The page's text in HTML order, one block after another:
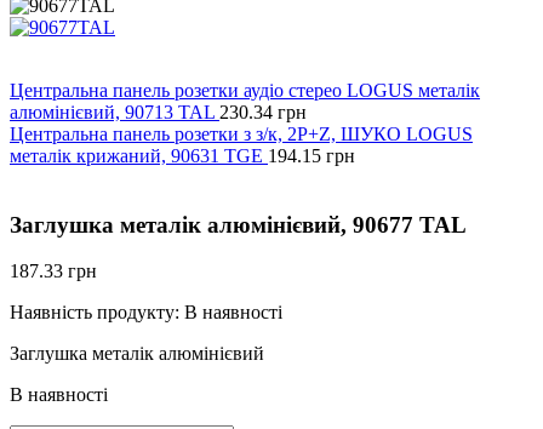
Центральна панель розетки аудіо стерео LOGUS металік
алюмінієвий, 90713 TAL 230.34 грн
Центральна панель розетки з з/к, 2P+Z, ШУКО LOGUS
металік крижаний, 90631 TGE 194.15 грн
Заглушка металік алюмінієвий, 90677 TAL
187.33 грн
Наявність продукту: В наявності
Заглушка металік алюмінієвий
В наявності